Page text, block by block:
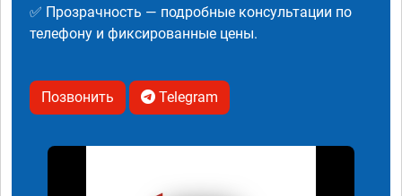
✅ Прозрачность — подробные консультации по
телефону и фиксированные цены.
Позвонить Telegram